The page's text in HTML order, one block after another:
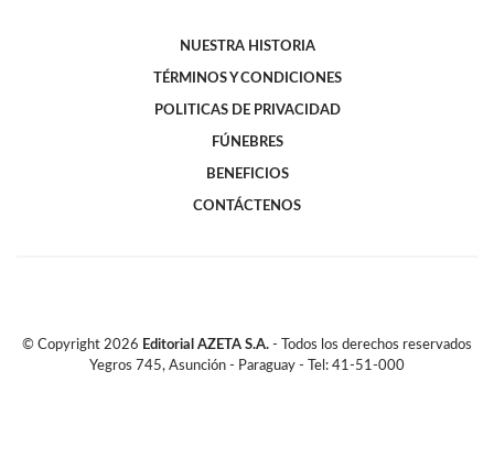
NUESTRA HISTORIA
TÉRMINOS Y CONDICIONES
POLITICAS DE PRIVACIDAD
FÚNEBRES
BENEFICIOS
CONTÁCTENOS
© Copyright 2026 Editorial AZETA S.A. - Todos los derechos reservados
Yegros 745, Asunción - Paraguay - Tel: 41-51-000